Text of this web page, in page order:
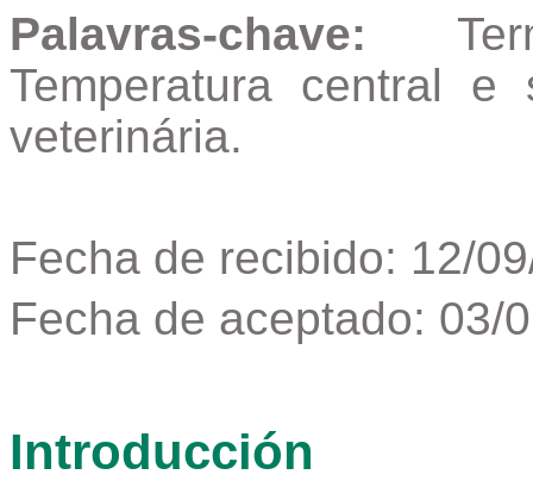
Palavras-chave:
Temperatura central e
veterinária.
Fecha de recibido: 12/
Fecha de aceptado: 03/
Introducción